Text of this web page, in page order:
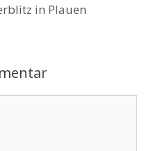
in Plauen